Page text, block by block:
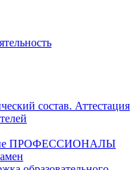
состав. Аттестация
ПРОФЕССИОНАЛЫ